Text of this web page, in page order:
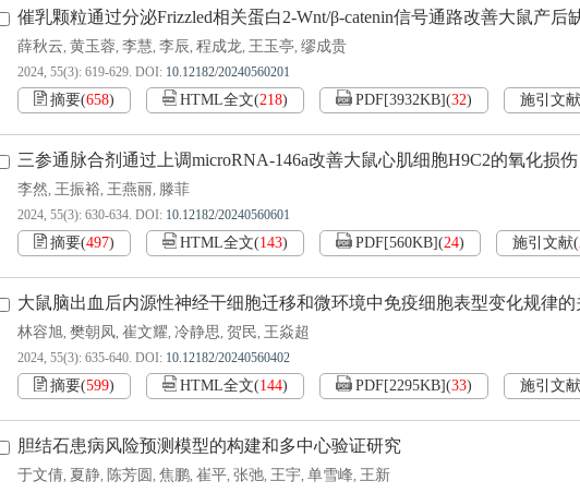
催乳颗粒通过分泌Frizzled相关蛋白2-Wnt/β-catenin信号通路改善大鼠产后
薛秋云, 黄玉蓉, 李慧, 李辰, 程成龙, 王玉亭, 缪成贵
2024, 55(3): 619-629. DOI: 10.12182/20240560201
摘要(658) HTML全文(218) PDF[3932KB](32) 施引文献
三参通脉合剂通过上调microRNA-146a改善大鼠心肌细胞H9C2的氧化损伤
李然, 王振裕, 王燕丽, 滕菲
2024, 55(3): 630-634. DOI: 10.12182/20240560601
摘要(497) HTML全文(143) PDF[560KB](24) 施引文献(
大鼠脑出血后内源性神经干细胞迁移和微环境中免疫细胞表型变化规律的
林容旭, 樊朝凤, 崔文耀, 冷静思, 贺民, 王焱超
2024, 55(3): 635-640. DOI: 10.12182/20240560402
摘要(599) HTML全文(144) PDF[2295KB](33) 施引文献
胆结石患病风险预测模型的构建和多中心验证研究
于文倩, 夏静, 陈芳圆 , 焦鹏, 崔平, 张弛, 王宇, 单雪峰, 王新